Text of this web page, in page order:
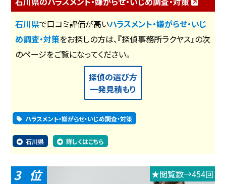
石川県で口コミ評価が高いハラスメント・嫌がらせ・いじ
め調査・対策をお探しの方は、『探偵事務所ラクヤス』の次
のページをご覧になってください。
探偵の選び方
一発見積もり
ハラスメント・嫌がらせ・いじめ調査・対策
石川県 詳しくはこちら
3 ★閲覧数→454回